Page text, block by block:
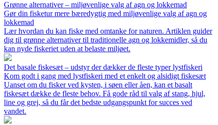
Grønne alternativer – miljøvenlige valg af agn og lokkemad
Gør din fisketur mere bæredygtig med miljøvenlige valg af agn og
lokkemad
Lær hvordan du kan fiske med omtanke for naturen. Artiklen guider
dig til grønne alternativer til traditionelle agn og lokkemidler, så du
kan nyde fiskeriet uden at belaste miljøet.
Det basale fiskesæt – udstyr der dækker de fleste typer lystfiskeri
Kom godt i gang med lystfiskeri med et enkelt og alsidigt fiskesæt
Uanset om du fisker ved kysten, i søen eller åen, kan et basalt
fiskesæt dække de fleste behov. Få gode råd til valg af stang, hjul,
line og grej, så du får det bedste udgangspunkt for succes ved
vandet.